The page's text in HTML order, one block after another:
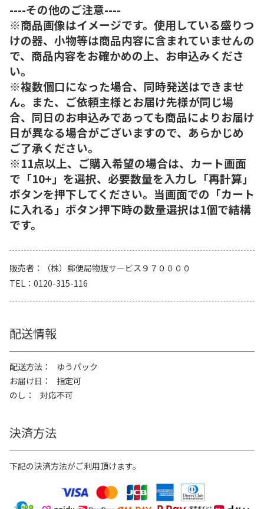
----その他のご注意----
※商品画像はイメージです。使用している盛りつ
けの器、小物等は商品内容に含まれていませんの
で、商品内容をお確かめの上、お申込みくださ
い。
※複数個口になった場合、同時発送はできませ
ん。また、ご依頼主様とお届け先様が同じ場
合、同日のお申込みであっても商品によりお届け
日が異なる場合がございますので、あらかじめ
ご了承ください。
※11点以上、ご購入希望の場合は、カート画面
で「10+」を選択、必要数量を入力し「再計算」
ボタンを押下してください。当画面での「カート
に入れる」ボタン押下時の数量選択は1個で結構
です。
販売者
（株）郵便局物販サービス９７００００
TEL
0120-315-116
配送情報
配送方法
ゆうパック
お届け日
指定可
のし
対応不可
決済方法
下記の決済方法がご利用頂けます。